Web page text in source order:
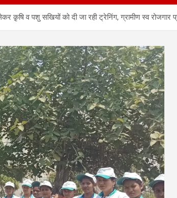
क़ृषि व पशु सखियों को दी जा रही ट्रेनिंग, ग्रामीण स्व रोजगार